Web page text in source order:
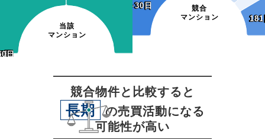
当該
マンション
日
日
日
日
日
日
日
日
日
日
競合
マンション
~30日
~30日
181
競合物件と比較すると
長期
の売買活動になる
可能性が高い